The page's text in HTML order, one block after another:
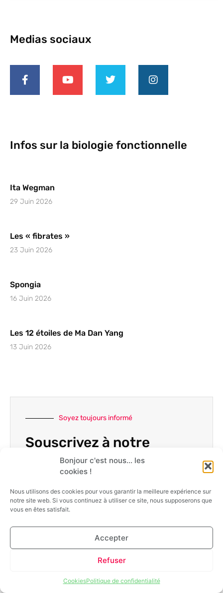
Bonjour c'est nous... les
cookies !
Nous utilisons des cookies pour vous garantir la meilleure expérience sur
notre site web. Si vous continuez à utiliser ce site, nous supposerons que
vous en êtes satisfait.
Accepter
Refuser
CookiesPolitique de confidentialité
Medias sociaux
Infos sur la biologie fonctionnelle
Ita Wegman
29 Juin 2026
Les « fibrates »
23 Juin 2026
Spongia
16 Juin 2026
Les 12 étoiles de Ma Dan Yang
13 Juin 2026
Soyez toujours informé
Souscrivez à notre
newsletter
informations de notre site
S'INSCRIRE